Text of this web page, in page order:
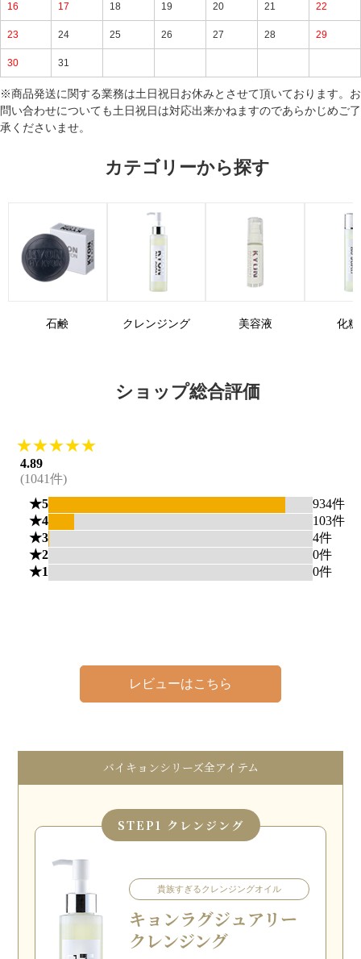
16 17 18 19 20 21 22
23 24 25 26 27 28 29
30 31
※商品発送に関する業務は土日祝日お休みとさせて頂いております。お
問い合わせについても土日祝日は対応出来かねますのであらかじめご了
承くださいませ。
カテゴリーから探す
石鹸 クレンジング 美容液 化
ショップ総合評価
レビューはこちら
バイキョンシリーズ全アイテム
STEP1 クレンジング
貴族すぎるクレンジングオイル
キョンラグジュアリー
クレンジング